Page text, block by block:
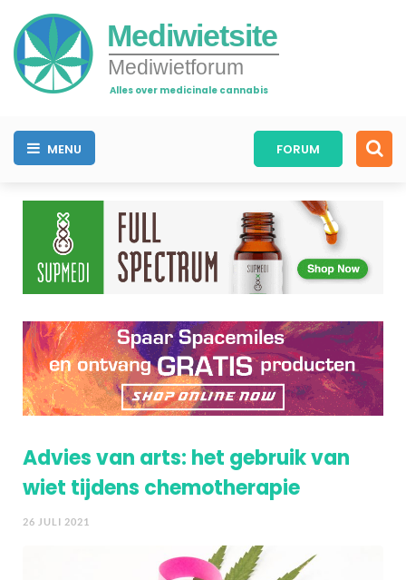
Mediwietsite
Mediwietforum
Alles over medicinale cannabis
MENU FORUM
Advies van arts: het gebruik van
wiet tijdens chemotherapie
26 JULI 2021